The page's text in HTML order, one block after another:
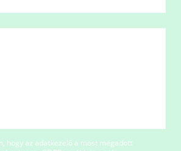
hogy az adatkezelő a most megadott